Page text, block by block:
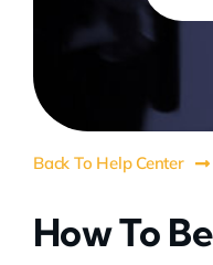
Back To Help Center
How To